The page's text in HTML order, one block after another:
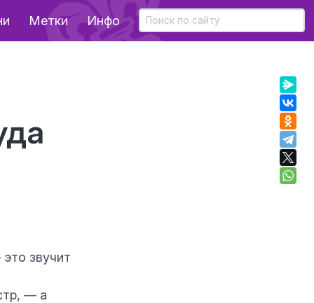
Метки Инфо
звучит
— а